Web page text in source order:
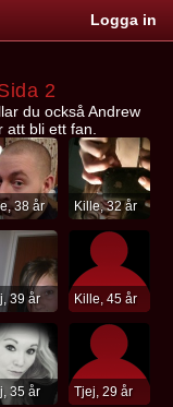
Logga in
2
du också Andrew
bli ett fan.
38 år Kille, 32 år
39 år Kille, 45 år
35 år Tjej, 29 år